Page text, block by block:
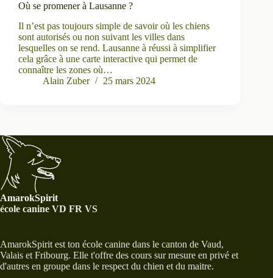
Où se promener à Lausanne ?
Il n’est pas toujours simple de savoir où les chiens
sont autorisés ou non suivant les villes dans
lesquelles on se rend. Lausanne à réussi à simplifier
cela grâce à une carte interactive qui permet de
connaître les zones où…
Alain Zuber
25 mars 2024
AmarokSpirit
école canine VD FR VS
AmarokSpirit est ton école canine dans le canton de Vaud,
Valais et Fribourg. Elle t'offre des cours sur mesure en privé et
d'autres en groupe dans le respect du chien et du maitre.